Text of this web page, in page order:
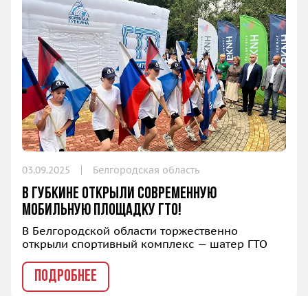
03.09.2025 Белгородская область
В Губкине открыли современную
мобильную площадку ГТО!
В Белгородской области торжественно
открыли спортивный комплекс — шатер ГТО
ПОДРОБНЕЕ